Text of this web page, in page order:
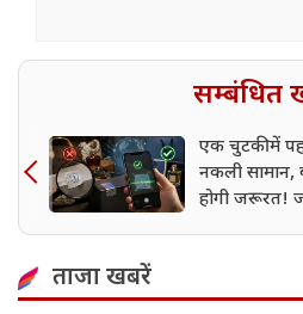
सम्बंधित
एक चुटकी में
नकली सामान,
होगी जरूरत!
ताजा खबरें